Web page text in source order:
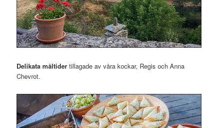
Delikata måltider tillagade av våra kockar, Regis och Anna
Chevrot.